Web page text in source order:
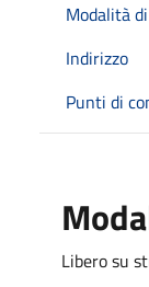
Modalità
Indirizzo
Punti di
Libero su